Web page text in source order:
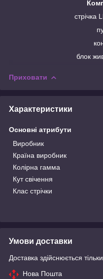
стрічка
блок
Приховати
Характеристики
Основні атрибути
Виробник
Країна виробник
Колірна гамма
Кут свічення
Клас стрічки
Умови доставки
Доставка здійснюється
Нова Пошта